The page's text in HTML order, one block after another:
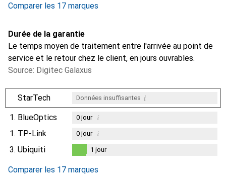
Comparer les 17 marques
Durée de la garantie
Le temps moyen de traitement entre l'arrivée au point de
service et le retour chez le client, en jours ouvrables.
Source: Digitec Galaxus
StarTech Données insuffisantes i
1. BlueOptics 0jour i
1. TP-Link 0jour i
3. Ubiquiti 1 jour
Comparer les 17 marques